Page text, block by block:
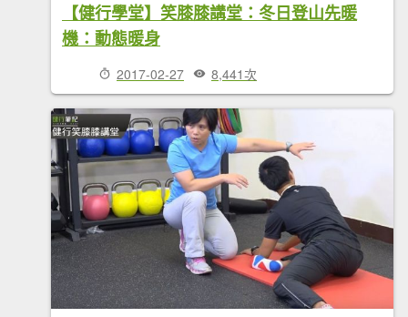
【健行學堂】笑膝膝講堂：冬日登山先暖
機：動態暖身
2017-02-27 8,441次